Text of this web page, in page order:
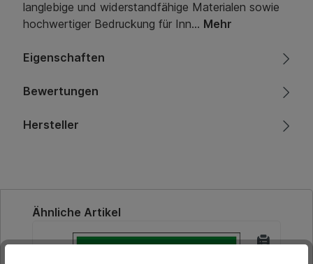
langlebige und widerstandfähige Materialen sowie
hochwertiger Bedruckung für Inn… Mehr
Eigenschaften
Bewertungen
Hersteller
Produktgalerie überspringen
Ähnliche Artikel